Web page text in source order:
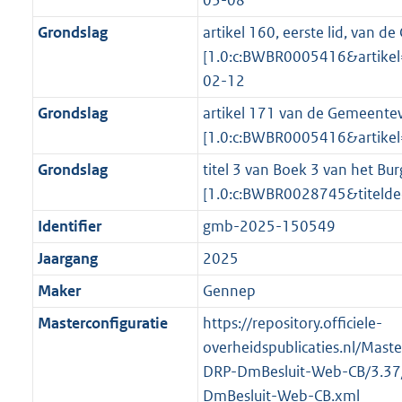
Grondslag
artikel 160, eerste lid, van de
02-12
Grondslag
artikel 171 van de
Grondslag
titel 3 van Boek 3 van het
Identifier
gmb-2025-150549
Jaargang
2025
Maker
Gennep
Masterconfiguratie
https://repository.officiele-
overheidspublicaties.nl/
DRP-DmBesluit-Web-CB/
DmBesluit-Web-CB.xml